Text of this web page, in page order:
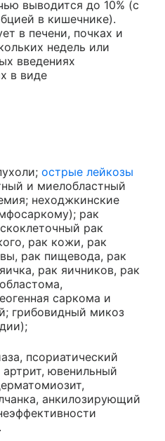
выводится до 10% (с
в кишечнике).
в печени, почках и
недель или
введениях
в виде
острые лейкозы
и миелобластный
неходжкинские
рак
рак
рак кожи, рак
рак пищевода, рак
рак яичников, рак
саркома и
грибовидный микоз
псориатический
ювенильный
анкилозирующий